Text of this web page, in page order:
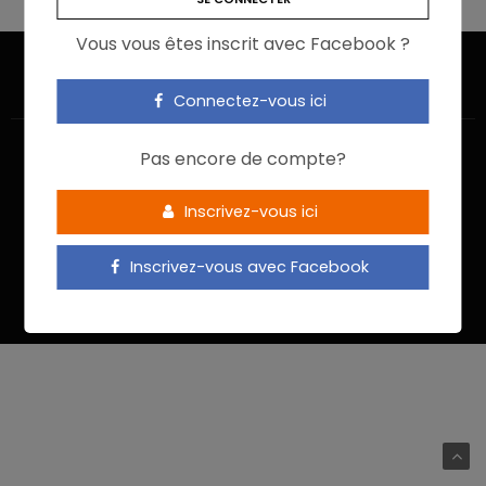
Vous vous êtes inscrit avec Facebook ?
Connectez-vous ici
Pas encore de compte?
Inscrivez-vous ici
Inscrivez-vous avec Facebook
ACCUEIL JE M’INSCRIS
NOUS CONTACTER
MENTIONS LÉGALES
POLITIQUE DE CONFIDENTIALITÉ
Food In Action © 2022